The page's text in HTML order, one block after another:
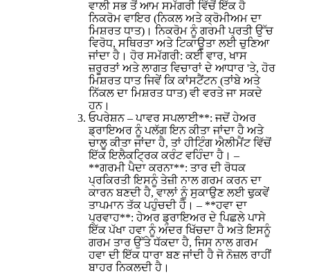
ਵਾਲੀ ਸਭ ਤੋਂ ਆਮ ਸਮੱਗਰੀ ਵਿੱਚੋਂ ਇੱਕ ਹੈ
ਨਿਕਰੋਮ ਵਾਇਰ (ਨਿਕਲ ਅਤੇ ਕ੍ਰੋਮੀਅਮ ਦਾ
ਮਿਸ਼ਰਤ ਧਾਤ)। ਨਿਕਰੋਮ ਨੂੰ ਗਰਮੀ ਪ੍ਰਤੀ ਉੱਚ
ਵਿਰੋਧ, ਸਥਿਰਤਾ ਅਤੇ ਟਿਕਾਊਤਾ ਲਈ ਚੁਣਿਆ
ਜਾਂਦਾ ਹੈ। ਹੋਰ ਸਮੱਗਰੀ: ਕਈ ਵਾਰ, ਖਾਸ
ਜ਼ਰੂਰਤਾਂ ਅਤੇ ਲਾਗਤ ਵਿਚਾਰਾਂ ਦੇ ਆਧਾਰ 'ਤੇ, ਹੋਰ
ਮਿਸ਼ਰਤ ਧਾਤ ਜਿਵੇਂ ਕਿ ਕਾਂਸਟੈਂਟਨ (ਤਾਂਬੇ ਅਤੇ
ਨਿੱਕਲ ਦਾ ਮਿਸ਼ਰਤ ਧਾਤ) ਵੀ ਵਰਤੇ ਜਾ ਸਕਦੇ
ਹਨ।
ਓਪਰੇਸ਼ਨ – ਪਾਵਰ ਸਪਲਾਈ**: ਜਦੋਂ ਹੇਅਰ
ਡ੍ਰਾਇਅਰ ਨੂੰ ਪਲੱਗ ਇਨ ਕੀਤਾ ਜਾਂਦਾ ਹੈ ਅਤੇ
ਚਾਲੂ ਕੀਤਾ ਜਾਂਦਾ ਹੈ, ਤਾਂ ਹੀਟਿੰਗ ਐਲੀਮੈਂਟ ਵਿੱਚੋਂ
ਇੱਕ ਇਲੈਕਟ੍ਰਿਕ ਕਰੰਟ ਵਹਿੰਦਾ ਹੈ। –
**ਗਰਮੀ ਪੈਦਾ ਕਰਨਾ**: ਤਾਰ ਦੀ ਰੋਧਕ
ਪ੍ਰਕਿਰਤੀ ਇਸਨੂੰ ਤੇਜ਼ੀ ਨਾਲ ਗਰਮ ਕਰਨ ਦਾ
ਕਾਰਨ ਬਣਦੀ ਹੈ, ਵਾਲਾਂ ਨੂੰ ਸੁਕਾਉਣ ਲਈ ਢੁਕਵੇਂ
ਤਾਪਮਾਨ ਤੱਕ ਪਹੁੰਚਦੀ ਹੈ। – **ਹਵਾ ਦਾ
ਪ੍ਰਵਾਹ**: ਹੇਅਰ ਡ੍ਰਾਇਅਰ ਦੇ ਪਿਛਲੇ ਪਾਸੇ
ਇੱਕ ਪੱਖਾ ਹਵਾ ਨੂੰ ਅੰਦਰ ਖਿੱਚਦਾ ਹੈ ਅਤੇ ਇਸਨੂੰ
ਗਰਮ ਤਾਰ ਉੱਤੇ ਧੱਕਦਾ ਹੈ, ਜਿਸ ਨਾਲ ਗਰਮ
ਹਵਾ ਦੀ ਇੱਕ ਧਾਰਾ ਬਣ ਜਾਂਦੀ ਹੈ ਜੋ ਨੋਜ਼ਲ ਰਾਹੀਂ
ਬਾਹਰ ਨਿਕਲਦੀ ਹੈ।